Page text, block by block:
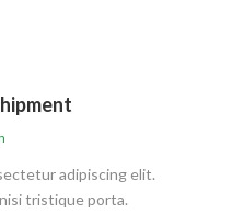
adipiscing elit.
tristique porta.